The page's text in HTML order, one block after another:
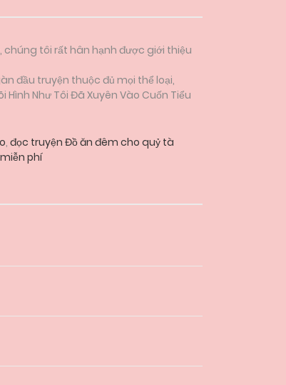
tôi rất hân hạnh được giới thiệu
đầu truyện thuộc đủ mọi thể loại,
Như Tôi Đã Xuyên Vào Cuốn Tiểu
, đọc truyện Đồ ăn đêm cho quỷ tà
phí